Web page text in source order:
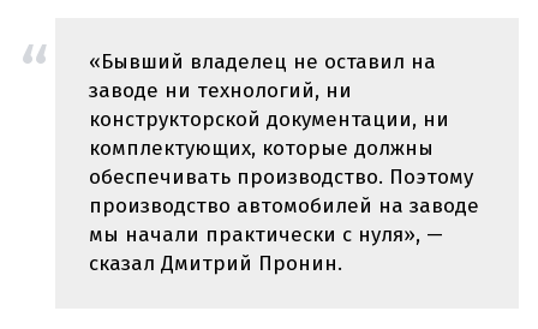
«Бывший владелец не оставил на
заводе ни технологий, ни
конструкторской документации, ни
комплектующих, которые должны
обеспечивать производство. Поэтому
производство автомобилей на заводе
мы начали практически с нуля», —
сказал Дмитрий Пронин.